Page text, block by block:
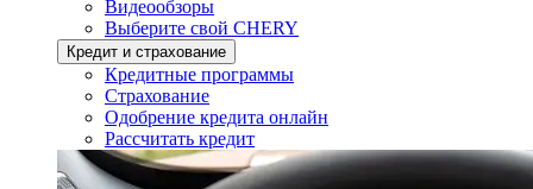
Видеообзоры
Выберите свой CHERY
Кредит и страхование
Кредитные программы
Страхование
Одобрение кредита онлайн
Рассчитать кредит